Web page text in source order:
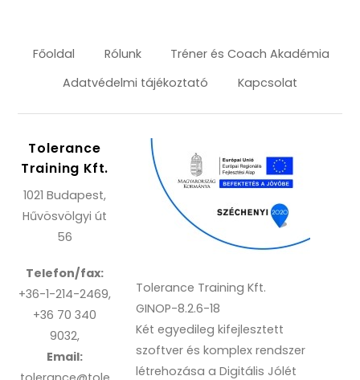
Főoldal Rólunk
Tréner és Coach Akadémia
Adatvédelmi tájékoztató
Kapcsolat
Tolerance
Training Kft.
1021 Budapest,
Hűvösvölgyi út
56
Telefon/fax:
+36-1-214-2469,
+36 70 340
9032,
Email:
Tolerance Training Kft.
GINOP-8.2.6-18
Két egyedileg kifejlesztett
szoftver és komplex rendszer
létrehozása a Digitális Jólét